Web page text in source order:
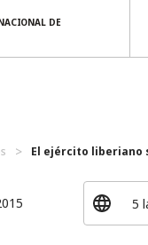
DE
El ejército liberiano